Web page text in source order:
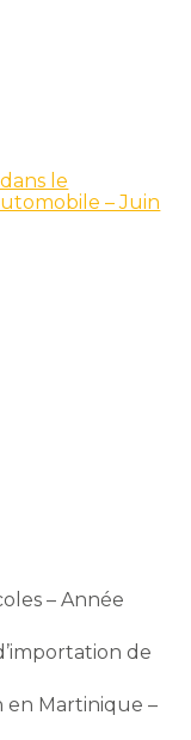
le
– Juin
– Année
de
en Martinique –